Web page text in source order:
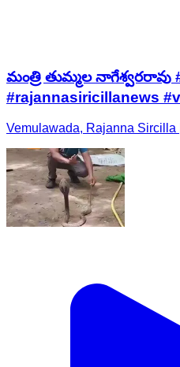
మంత్రి తుమ్మల నాగేశ్వరరావు
#rajannasiricillanews
Vemulawada, Rajanna Sircilla